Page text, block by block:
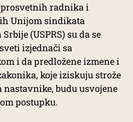
prosvetnih radnika i
Unijom sindikata
(USPRS) su da se
izjednači sa
i da predložene izmene i
koje iziskuju strože
nastavnike, budu usvojene
postupku.